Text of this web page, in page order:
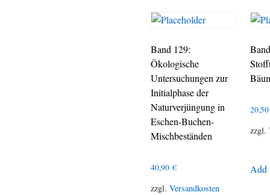
Band 129:
Ökologische
Untersuchungen zur
Initialphase der
Naturverjüngung in
Eschen-Buchen-
Mischbeständen
40,90 €
zzgl. Versandkosten
zzgl.
Add